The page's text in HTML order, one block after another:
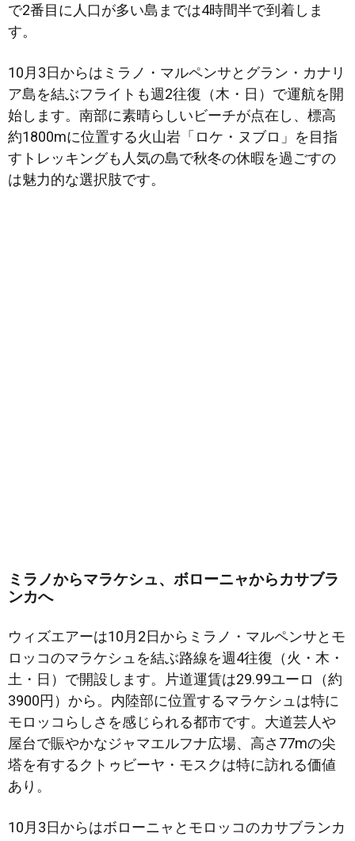
で2番目に人口が多い島までは4時間半で到着しま
す。
10月3日からはミラノ・マルペンサとグラン・カナリ
ア島を結ぶフライトも週2往復（木・日）で運航を開
始します。南部に素晴らしいビーチが点在し、標高
約1800mに位置する火山岩「ロケ・ヌブロ」を目指
すトレッキングも人気の島で秋冬の休暇を過ごすの
は魅力的な選択肢です。
ミラノからマラケシュ、ボローニャからカサブラ
ンカへ
ウィズエアーは10月2日からミラノ・マルペンサとモ
ロッコのマラケシュを結ぶ路線を週4往復（火・木・
土・日）で開設します。片道運賃は29.99ユーロ（約
3900円）から。内陸部に位置するマラケシュは特に
モロッコらしさを感じられる都市です。大道芸人や
屋台で賑やかなジャマエルフナ広場、高さ77mの尖
塔を有するクトゥビーヤ・モスクは特に訪れる価値
あり。
10月3日からはボローニャとモロッコのカサブランカ